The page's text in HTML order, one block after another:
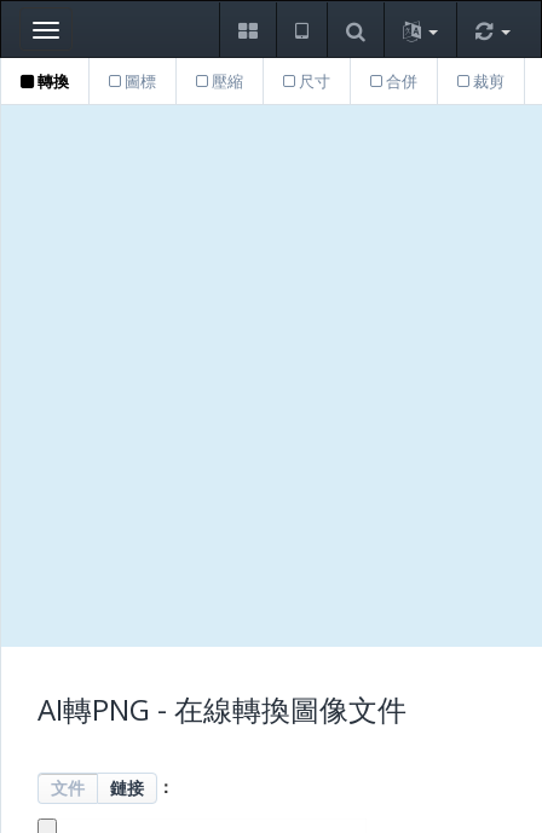
Toggle
navigation
轉換 圖標 壓縮 尺寸 合併 裁剪
AI轉PNG - 在線轉換圖像文件
文件 鏈接 ：